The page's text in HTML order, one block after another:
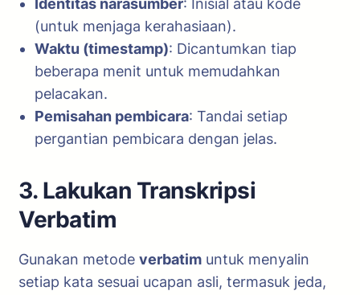
Identitas narasumber: Inisial atau kode
(untuk menjaga kerahasiaan).
Waktu (timestamp): Dicantumkan tiap
beberapa menit untuk memudahkan
pelacakan.
Pemisahan pembicara: Tandai setiap
pergantian pembicara dengan jelas.
3. Lakukan Transkripsi
Verbatim
Gunakan metode verbatim untuk menyalin
setiap kata sesuai ucapan asli, termasuk jeda,